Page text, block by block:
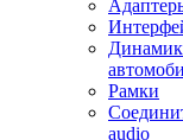
Рамки
audio